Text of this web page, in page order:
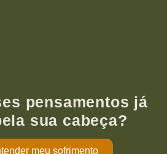
pensamentos já
sua cabeça?
meu sofrimento